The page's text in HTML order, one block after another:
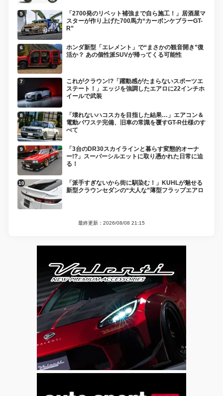
「2700発のリベット補強まで自ら施工！」居酒屋マ
スターが作り上げた700馬力“カーボンケブラーGT-
R”
ホンダ新型「エレメント」で“まさかの観音開き”復
活か？ あの個性派SUVが帰ってくる可能性
これがクラウン!?「躍動感がたまらないスポーツエ
ステート！」エッジを強調したエアロに22インチホ
イールで武装
「壊れないハコスカを目指した結果…」エアコン＆
電動パワステ完備、旧車の常識を覆すGT-R仕様のす
べて
「3台のDR30スカイラインと暮らす変態的オーナ
ー!?」スーパーシルエットに取り憑かれた日常に迫
る！
「派手すぎないから街に馴染む！」KUHLが魅せる
新型クラウンセダンの“大人な”薄型フラップエアロ
最終更新：2026/08/08 21:15